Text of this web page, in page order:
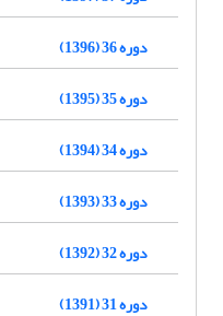
دوره 36 (1396)
دوره 35 (1395)
دوره 34 (1394)
دوره 33 (1393)
دوره 32 (1392)
دوره 31 (1391)